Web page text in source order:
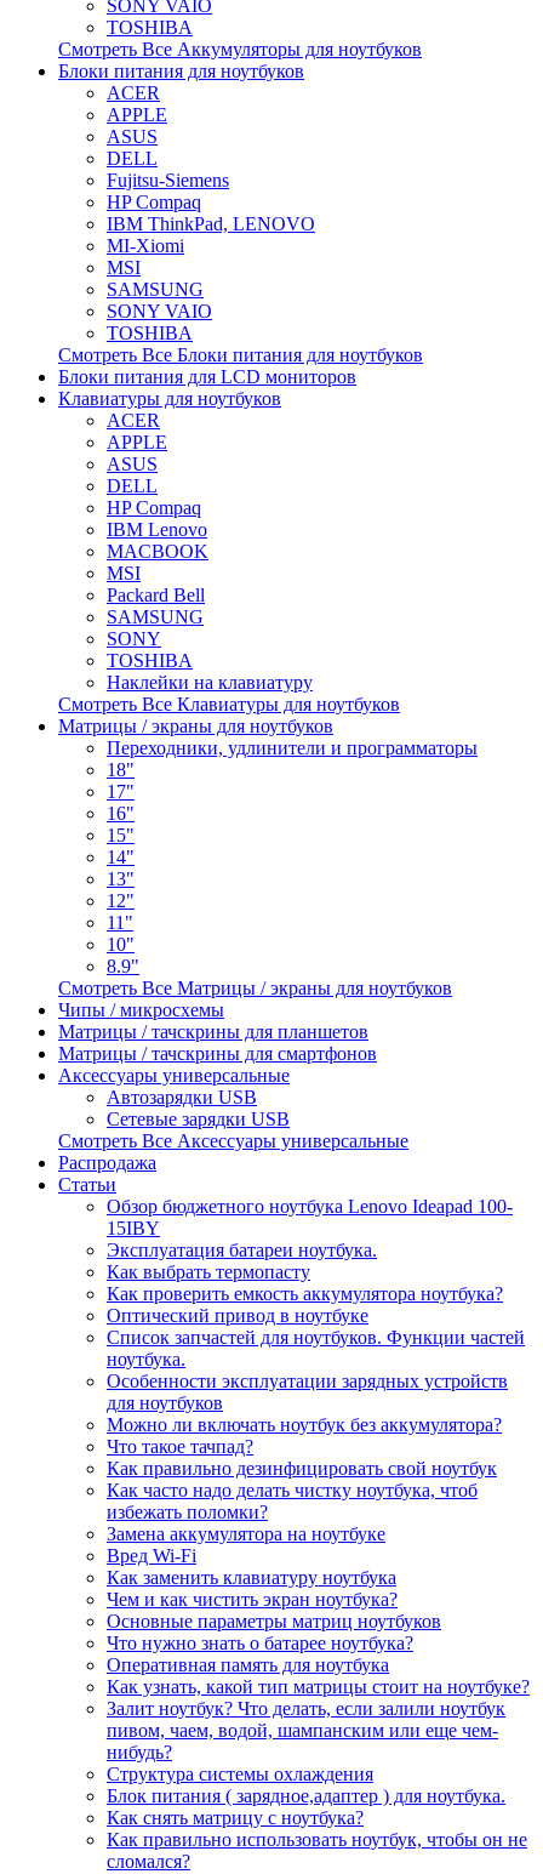
SONY VAIO
TOSHIBA
Смотреть Все Аккумуляторы для ноутбуков
Блоки питания для ноутбуков
ACER
APPLE
ASUS
DELL
Fujitsu-Siemens
HP Compaq
IBM ThinkPad, LENOVO
MI-Xiomi
MSI
SAMSUNG
SONY VAIO
TOSHIBA
Смотреть Все Блоки питания для ноутбуков
Блоки питания для LCD мониторов
Клавиатуры для ноутбуков
ACER
APPLE
ASUS
DELL
HP Compaq
IBM Lenovo
MACBOOK
MSI
Packard Bell
SAMSUNG
SONY
TOSHIBA
Наклейки на клавиатуру
Смотреть Все Клавиатуры для ноутбуков
Матрицы / экраны для ноутбуков
Переходники, удлинители и программаторы
18"
17"
16"
15"
14"
13"
12"
11"
10"
8.9"
Смотреть Все Матрицы / экраны для ноутбуков
Чипы / микросхемы
Матрицы / тачскрины для планшетов
Матрицы / тачскрины для смартфонов
Аксессуары универсальные
Автозарядки USB
Сетевые зарядки USB
Смотреть Все Аксессуары универсальные
Распродажа
Статьи
Обзор бюджетного ноутбука Lenovo Ideapad 100-
15IBY
Эксплуатация батареи ноутбука.
Как выбрать термопасту
Как проверить емкость аккумулятора ноутбука?
Оптический привод в ноутбуке
Список запчастей для ноутбуков. Функции частей
ноутбука.
Особенности эксплуатации зарядных устройств
для ноутбуков
Можно ли включать ноутбук без аккумулятора?
Что такое тачпад?
Как правильно дезинфицировать свой ноутбук
Как часто надо делать чистку ноутбука, чтоб
избежать поломки?
Замена аккумулятора на ноутбуке
Вред Wi-Fi
Как заменить клавиатуру ноутбука
Чем и как чистить экран ноутбука?
Основные параметры матриц ноутбуков
Что нужно знать о батарее ноутбука?
Оперативная память для ноутбука
Как узнать, какой тип матрицы стоит на ноутбуке?
Залит ноутбук? Что делать, если залили ноутбук
пивом, чаем, водой, шампанским или еще чем-
нибудь?
Структура системы охлаждения
Блок питания ( зарядное,адаптер ) для ноутбука.
Как снять матрицу с ноутбука?
Как правильно использовать ноутбук, чтобы он не
сломался?